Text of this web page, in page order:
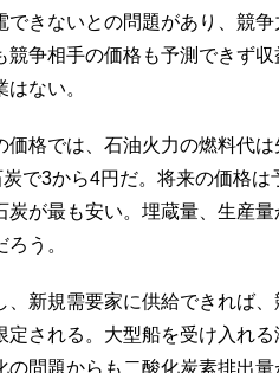
できないとの問題があり、競
競争相手の価格も予測できず
ない。
格では、石油火力の燃料代
で3から4円だ。将来の価格
炭が最も安い。埋蔵量、生産
う。
新規需要家に供給できれば、
定される。大型船を受け入れ
の問題からも二酸化炭素排出量